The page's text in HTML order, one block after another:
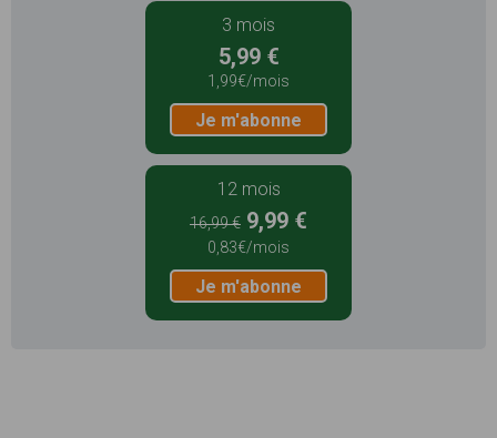
3 mois
5,99 €
1,99€/mois
Je m'abonne
12 mois
16,99 € 9,99 €
0,83€/mois
Je m'abonne